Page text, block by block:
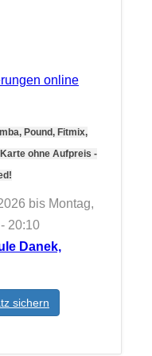
online
Pound, Fitmix,
ohne Aufpreis -
bis Montag,
20:10
Danek,
sichern